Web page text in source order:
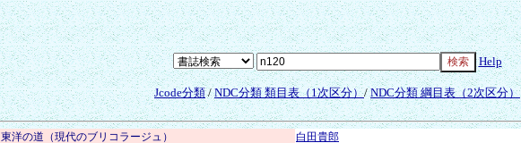
Help
Jcode分類/NDC分類 類目表（1次区分）/NDC分類 綱目表（2次区分）
東洋の道（現代のブリコラージュ） 白田貴郎